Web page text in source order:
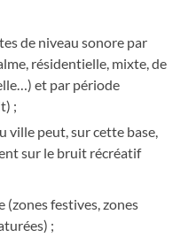
de niveau sonore par
résidentielle, mixte, de
et par période
;
ville peut, sur cette base,
sur le bruit récréatif
(zones festives, zones
;